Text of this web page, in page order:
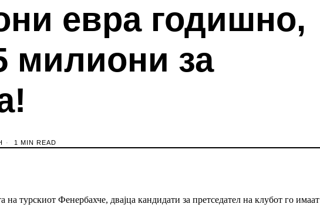
евра годишно,
милиони за
1 MIN READ
турскиот Фенербахче, двајца кандидати за претседател на клубот го имаат